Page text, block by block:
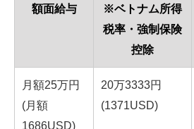
額面給与
※ベトナム所得
税率・強制保険
控除
月額25万円
(月額
1686USD)
20万3333円
(1371USD)